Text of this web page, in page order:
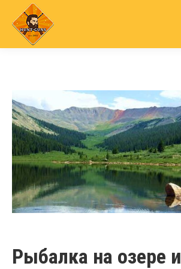
Рыбалка на озере и